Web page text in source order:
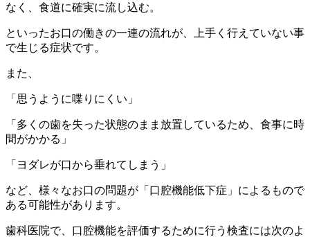
なく、食道に確実に流し込む。
といったお口の働きの一連の流れが、上手く行えていない事
で生じる症状です。
また、
「思うように喋りにくい」
「多くの歯を失った状態のまま放置しているため、食事に時
間がかかる」
「ヨダレが口から垂れてしまう」
など、様々なお口の問題が「口腔機能低下症」によるもので
ある可能性があります。
歯科医院で、口腔機能を評価するために行う検査には次のよ